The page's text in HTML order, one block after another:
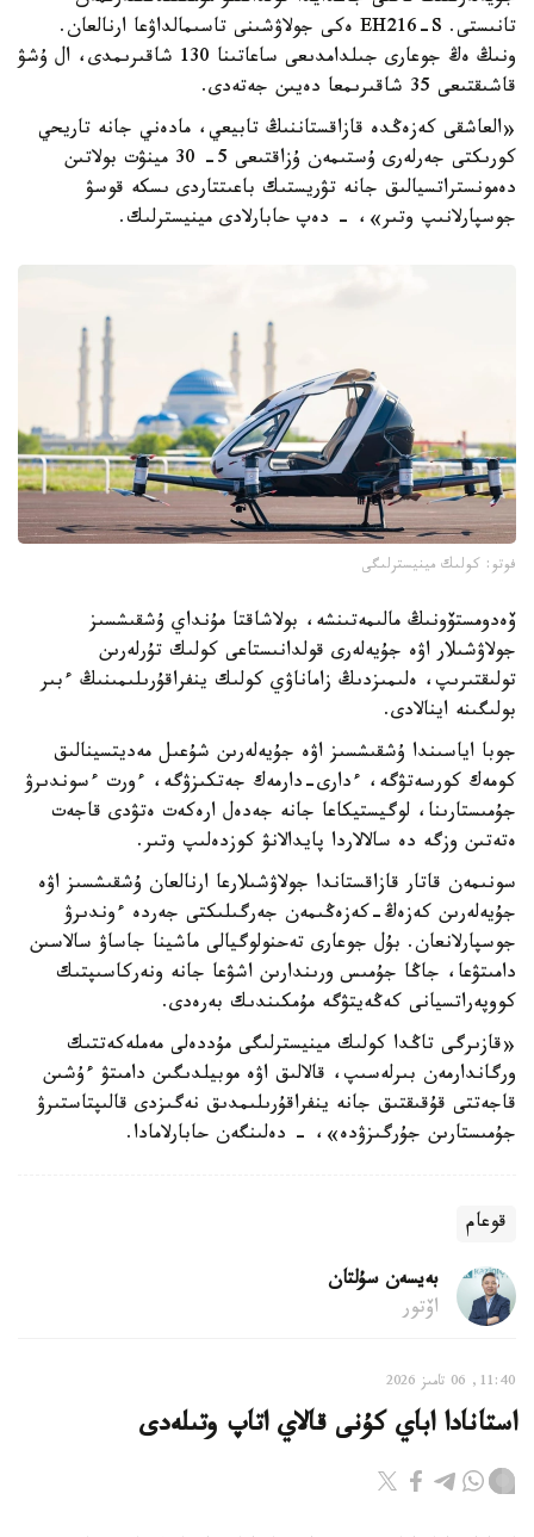
تانىستى. EH216-S ەكى جولاۋشىنى تاسىمالداۋعا ارنالعان.
ونىڭ ەڭ جوعارى جىلدامدىعى ساعاتىنا 130 شاقىرىمدى، ال ۇشۋ
قاشىقتىعى 35 شاقىرىمعا دەيىن جەتەدى.
«العاشقى كەزەڭدە قازاقستاننىڭ تابيعي، مادەني جانە تاريحي
كورىكتى جەرلەرى ۇستىمەن ۇزاقتىعى 5- 30 مينۋت بولاتىن
دەمونستراتسيالىق جانە تۋريستىك باعىتتاردى ىسكە قوسۋ
جوسپارلانىپ وتىر»، - دەپ حابارلادى مينيسترلىك.
فوتو: كولىك مينيسترلىگى
ۆەدومستۆونىڭ مالىمەتىنشە، بولاشاقتا مۇنداي ۇشقىشسىز
جولاۋشىلار اۋە جۇيەلەرى قولدانىستاعى كولىك تۇرلەرىن
تولىقتىرىپ، ەلىمىزدىڭ زاماناۋي كولىك ينفراقۇرىلىمىنىڭ ءبىر
بولىگىنە اينالادى.
جوبا اياسىندا ۇشقىشسىز اۋە جۇيەلەرىن شۇعىل مەديتسينالىق
كومەك كورسەتۋگە، ءدارى-دارمەك جەتكىزۋگە، ءورت ءسوندىرۋ
جۇمىستارىنا، لوگيستيكاعا جانە جەدەل ارەكەت ەتۋدى قاجەت
ەتەتىن وزگە دە سالالاردا پايدالانۋ كوزدەلىپ وتىر.
سونىمەن قاتار قازاقستاندا جولاۋشىلارعا ارنالعان ۇشقىشسىز اۋە
جۇيەلەرىن كەزەڭ-كەزەڭىمەن جەرگىلىكتى جەردە ءوندىرۋ
جوسپارلانعان. بۇل جوعارى تەحنولوگيالى ماشينا جاساۋ سالاسىن
دامىتۋعا، جاڭا جۇمىس ورىندارىن اشۋعا جانە ونەركاسىپتىك
كووپەراتسيانى كەڭەيتۋگە مۇمكىندىك بەرەدى.
«قازىرگى تاڭدا كولىك مينيسترلىگى مۇددەلى مەملەكەتتىك
ورگاندارمەن بىرلەسىپ، قالالىق اۋە موبيلدىگىن دامىتۋ ءۇشىن
قاجەتتى قۇقىقتىق جانە ينفراقۇرىلىمدىق نەگىزدى قالىپتاستىرۋ
جۇمىستارىن جۇرگىزۋدە»، - دەلىنگەن حابارلامادا.
قوعام
بەيسەن سۇلتان
اۆتور
11:40, 06 تامىز 2026
استانادا اباي كۇنى قالاي اتاپ وتىلەدى